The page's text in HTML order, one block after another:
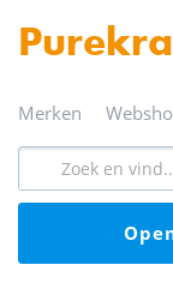
merken